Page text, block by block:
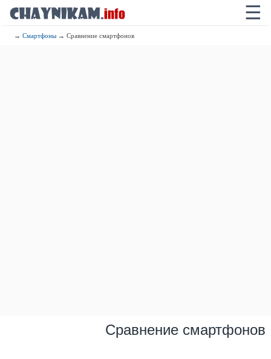
☰
→Смартфоны → Сравнение смартфонов
Сравнение смартфонов